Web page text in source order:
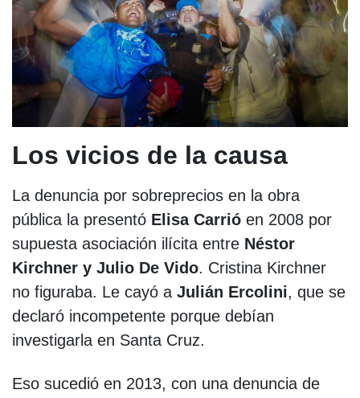
Los vicios de la causa
La denuncia por sobreprecios en la obra
pública la presentó Elisa Carrió en 2008 por
supuesta asociación ilícita entre Néstor
Kirchner y Julio De Vido. Cristina Kirchner
no figuraba. Le cayó a Julián Ercolini, que se
declaró incompetente porque debían
investigarla en Santa Cruz.
Eso sucedió en 2013, con una denuncia de